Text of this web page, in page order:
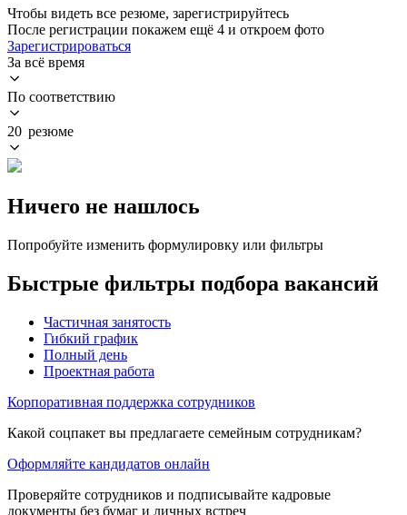
Чтобы видеть все резюме, зарегистрируйтесь
После регистрации покажем ещё 4 и откроем фото
Зарегистрироваться
За всё время
По соответствию
20 резюме
Ничего не нашлось
Попробуйте изменить формулировку или фильтры
Быстрые фильтры подбора вакансий
Частичная занятость
Гибкий график
Полный день
Проектная работа
Корпоративная поддержка сотрудников
Какой соцпакет вы предлагаете семейным сотрудникам?
Оформляйте кандидатов онлайн
Проверяйте сотрудников и подписывайте кадровые
документы без бумаг и личных встреч